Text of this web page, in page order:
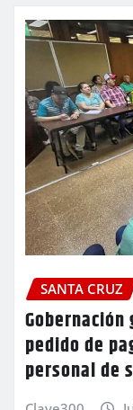
SANTA CRUZ
pedido de
personal de